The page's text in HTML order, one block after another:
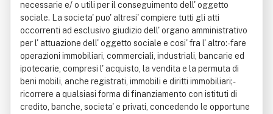
necessarie e/ o utili per il conseguimento dell' oggetto
sociale. La societa' puo' altresi' compiere tutti gli atti
occorrenti ad esclusivo giudizio dell' organo amministrativo
per l' attuazione dell' oggetto sociale e cosi' fra l' altro:- fare
operazioni immobiliari, commerciali, industriali, bancarie ed
ipotecarie, compresi l' acquisto, la vendita e la permuta di
beni mobili, anche registrati, immobili e diritti immobiliari;-
ricorrere a qualsiasi forma di finanziamento con istituti di
credito, banche, societa' e privati, concedendo le opportune